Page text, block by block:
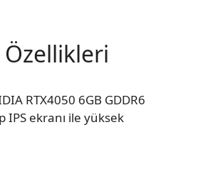
Özellikleri
RTX4050 6GB GDDR6
ekranı ile yüksek